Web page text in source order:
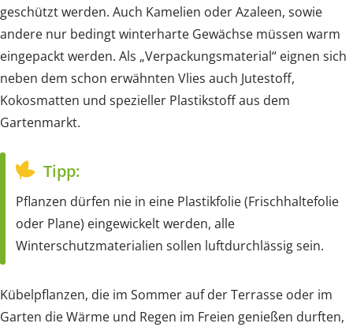
geschützt werden. Auch Kamelien oder Azaleen, sowie
andere nur bedingt winterharte Gewächse müssen warm
eingepackt werden. Als „Verpackungsmaterial“ eignen sich
neben dem schon erwähnten Vlies auch Jutestoff,
Kokosmatten und spezieller Plastikstoff aus dem
Gartenmarkt.
Tipp:
Pflanzen dürfen nie in eine Plastikfolie (Frischhaltefolie
oder Plane) eingewickelt werden, alle
Winterschutzmaterialien sollen luftdurchlässig sein.
Kübelpflanzen, die im Sommer auf der Terrasse oder im
Garten die Wärme und Regen im Freien genießen durften,